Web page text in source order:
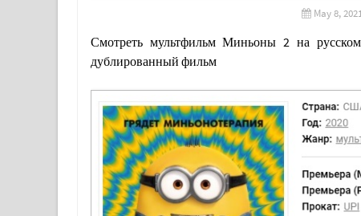
May 8, 2021
Смотреть мультфильм Миньоны 2 на
дублированный фильм